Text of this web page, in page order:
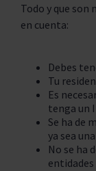
Todo y que son
en cuenta:
Debes
Tu
Es
tenga un
Se ha de
ya sea
No se ha